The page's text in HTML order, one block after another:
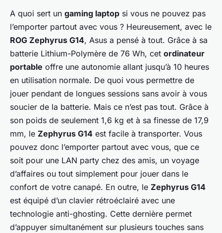
A quoi sert un gaming laptop si vous ne pouvez pas
l’emporter partout avec vous ? Heureusement, avec le
ROG Zephyrus G14, Asus a pensé à tout. Grâce à sa
batterie Lithium-Polymère de 76 Wh, cet ordinateur
portable offre une autonomie allant jusqu’à 10 heures
en utilisation normale. De quoi vous permettre de
jouer pendant de longues sessions sans avoir à vous
soucier de la batterie. Mais ce n’est pas tout. Grâce à
son poids de seulement 1,6 kg et à sa finesse de 17,9
mm, le Zephyrus G14 est facile à transporter. Vous
pouvez donc l’emporter partout avec vous, que ce
soit pour une LAN party chez des amis, un voyage
d’affaires ou tout simplement pour jouer dans le
confort de votre canapé. En outre, le Zephyrus G14
est équipé d’un clavier rétroéclairé avec une
technologie anti-ghosting. Cette dernière permet
d’appuyer simultanément sur plusieurs touches sans